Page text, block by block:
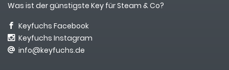
Was ist der günstigste Key für Steam & Co?
Keyfuchs Facebook
Keyfuchs Instagram
info@keyfuchs.de